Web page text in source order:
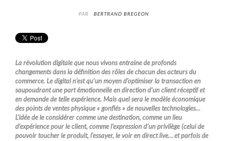
PAR BERTRAND BREGEON
La révolution digitale que nous vivons entraine de profonds
changements dans la définition des rôles de chacun des acteurs du
commerce. Le digital n’est qu’un moyen d’optimiser la transaction en
saupoudrant une part émotionnelle en direction d’un client réceptif et
en demande de telle expérience. Mais quel sera le modèle économique
des points de ventes physique « gonflés » de nouvelles technologies…
L’idée de le considérer comme une destination, comme un lieu
d’expérience pour le client, comme l’expression d’un privilège (celui de
pouvoir toucher le produit, l’essayer, le voir en direct live… et parfois de